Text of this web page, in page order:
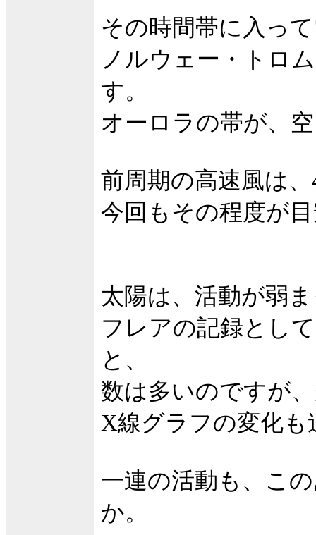
その時間帯に入っ
ノルウェー・トロ
す。
オーロラの帯が、
前周期の高速風は
今回もその程度が
太陽は、活動が弱
フレアの記録とし
と、
数は多いのですが
X線グラフの変化
一連の活動も、こ
か。